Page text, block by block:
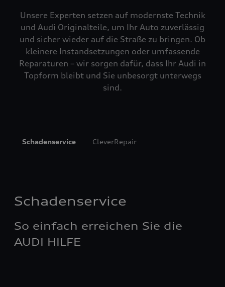
Unsere Experten setzen auf modernste Technik
und Audi Originalteile, um Ihr Auto zuverlässig
und sicher wieder auf die Straße zu bringen. Ob
kleinere Instandsetzungen oder umfassende
Reparaturen – wir sorgen dafür, dass Ihr Audi in
Topform bleibt und Sie unbesorgt unterwegs
sind.
Schadenservice CleverRepair
Schadenservice
So einfach erreichen Sie die
AUDI HILFE